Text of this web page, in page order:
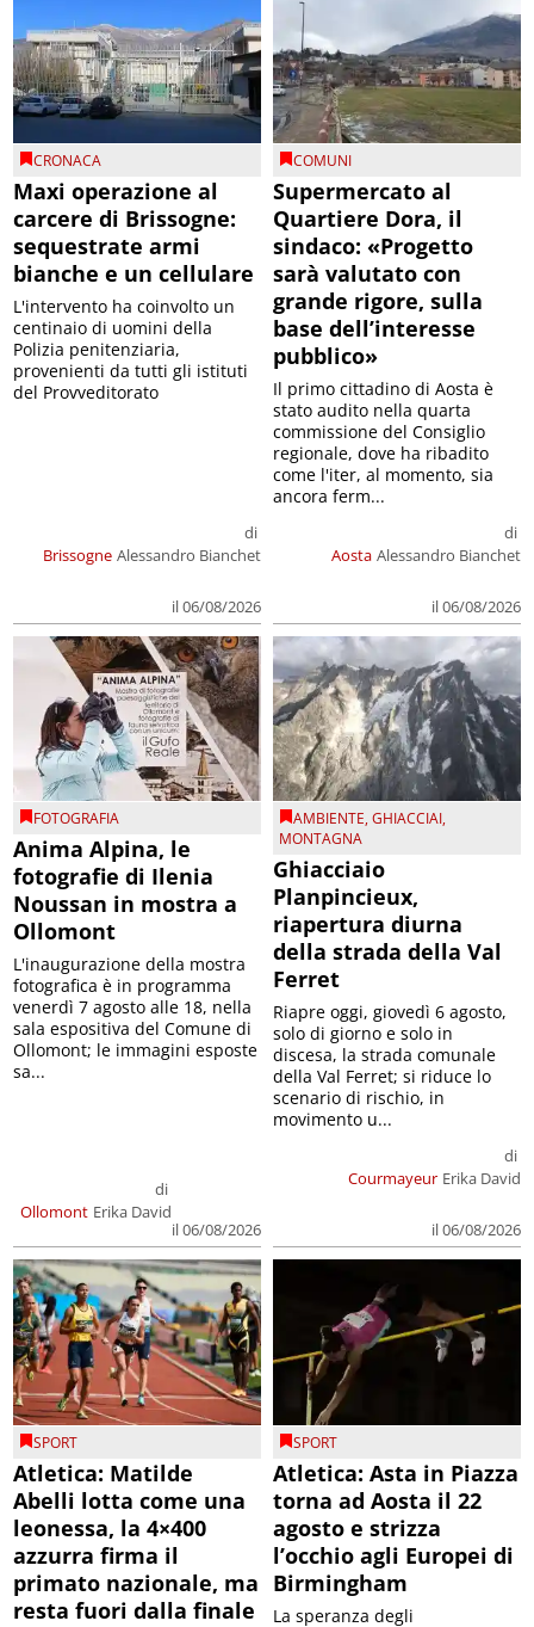
CRONACA
Maxi operazione al
carcere di Brissogne:
sequestrate armi
bianche e un cellulare
Brissogne
di
Alessandro Bianchet
il 06/08/2026
L'intervento ha coinvolto un
centinaio di uomini della
Polizia penitenziaria,
provenienti da tutti gli istituti
del Provveditorato
COMUNI
Supermercato al
Quartiere Dora, il
sindaco: «Progetto
sarà valutato con
grande rigore, sulla
base dell’interesse
pubblico»
Aosta
di
Alessandro Bianchet
il 06/08/2026
Il primo cittadino di Aosta è
stato audito nella quarta
commissione del Consiglio
regionale, dove ha ribadito
come l'iter, al momento, sia
ancora ferm...
FOTOGRAFIA
Anima Alpina, le
fotografie di Ilenia
Noussan in mostra a
Ollomont
Ollomont
di
Erika David
il 06/08/2026
L'inaugurazione della mostra
fotografica è in programma
venerdì 7 agosto alle 18, nella
sala espositiva del Comune di
Ollomont; le immagini esposte
sa...
AMBIENTE,GHIACCIAI,
MONTAGNA
Ghiacciaio
Planpincieux,
riapertura diurna
della strada della Val
Ferret
Courmayeur
di
Erika David
il 06/08/2026
Riapre oggi, giovedì 6 agosto,
solo di giorno e solo in
discesa, la strada comunale
della Val Ferret; si riduce lo
scenario di rischio, in
movimento u...
SPORT
Atletica: Matilde
Abelli lotta come una
leonessa, la 4×400
azzurra firma il
primato nazionale, ma
resta fuori dalla finale
SPORT
Atletica: Asta in Piazza
torna ad Aosta il 22
agosto e strizza
l’occhio agli Europei di
Birmingham
La speranza degli